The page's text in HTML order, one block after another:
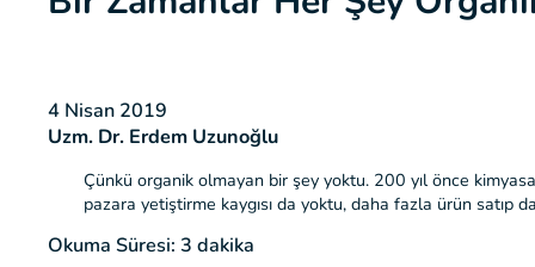
4 Nisan 2019
Uzm. Dr. Erdem Uzunoğlu
Çünkü organik olmayan bir şey yoktu. 200 yıl önce
pazara yetiştirme kaygısı da yoktu, daha fazla ürün satıp
Okuma Süresi: 3 dakika